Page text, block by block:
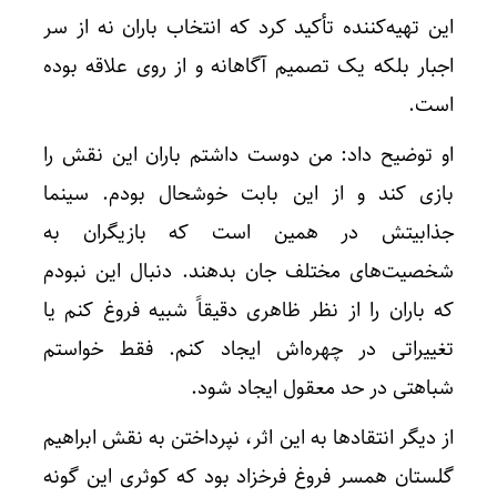
این تهیه‌کننده تأکید کرد که انتخاب باران نه از سر
اجبار بلکه یک تصمیم آگاهانه و از روی علاقه بوده
است.
او توضیح داد: من دوست داشتم باران این نقش را
بازی کند و از این بابت خوشحال بودم. سینما
جذابیتش در همین است که بازیگران به
شخصیت‌های مختلف جان بدهند. دنبال این نبودم
که باران را از نظر ظاهری دقیقاً شبیه فروغ کنم یا
تغییراتی در چهره‌اش ایجاد کنم. فقط خواستم
شباهتی در حد معقول ایجاد شود.
از دیگر انتقادها به این اثر، نپرداختن به نقش ابراهیم
گلستان همسر فروغ فرخزاد بود که کوثری این گونه